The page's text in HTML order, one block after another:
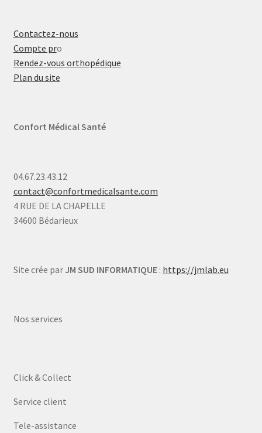
Contactez-nous
Compte pro
Rendez-vous orthopédique
Plan du site
Confort Médical Santé
04.67.23.43.12
contact@confortmedicalsante.com
4 RUE DE LA CHAPELLE
34600 Bédarieux
Site crée par JM SUD INFORMATIQUE: https://jmlab.eu
Nos services
Click & Collect
Service client
Tele-assistance